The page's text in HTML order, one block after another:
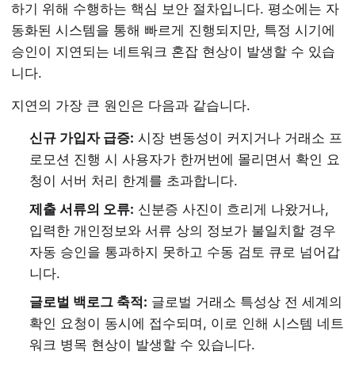
하기 위해 수행하는 핵심 보안 절차입니다. 평소에는 자
동화된 시스템을 통해 빠르게 진행되지만, 특정 시기에
승인이 지연되는 네트워크 혼잡 현상이 발생할 수 있습
니다.
지연의 가장 큰 원인은 다음과 같습니다.
신규 가입자 급증: 시장 변동성이 커지거나 거래소 프
로모션 진행 시 사용자가 한꺼번에 몰리면서 확인 요
청이 서버 처리 한계를 초과합니다.
제출 서류의 오류: 신분증 사진이 흐리게 나왔거나,
입력한 개인정보와 서류 상의 정보가 불일치할 경우
자동 승인을 통과하지 못하고 수동 검토 큐로 넘어갑
니다.
글로벌 백로그 축적: 글로벌 거래소 특성상 전 세계의
확인 요청이 동시에 접수되며, 이로 인해 시스템 네트
워크 병목 현상이 발생할 수 있습니다.